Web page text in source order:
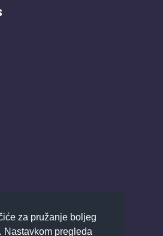
za pružanje boljeg
Nastavkom pregleda